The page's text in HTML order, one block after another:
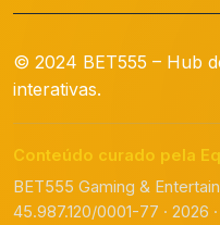
© 2024 BET555 – Hub
interativas.
Conteúdo curado pela
BET555 Gaming &
45.987.120/0001-77 · 2026 ·